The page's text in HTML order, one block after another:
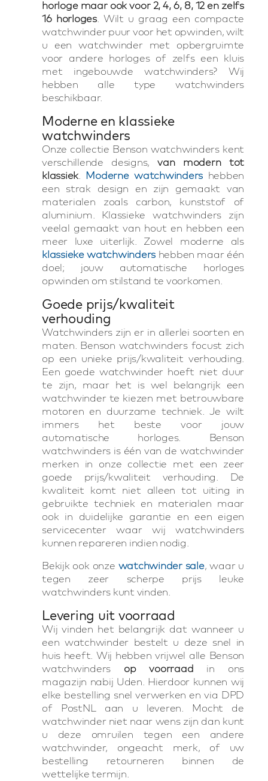
horloge maar ook voor 2, 4, 6, 8, 12 en zelfs
16 horloges. Wilt u graag een compacte
watchwinder puur voor het opwinden, wilt
u een watchwinder met opbergruimte
voor andere horloges of zelfs een kluis
met ingebouwde watchwinders? Wij
hebben alle type watchwinders
beschikbaar.
Moderne en klassieke
watchwinders
Onze collectie Benson watchwinders kent
verschillende designs,van modern tot
klassiek. Moderne watchwinders hebben
een strak design en zijn gemaakt van
materialen zoals carbon, kunststof of
aluminium. Klassieke watchwinders zijn
veelal gemaakt van hout en hebben een
meer luxe uiterlijk. Zowel moderne als
klassieke watchwinders hebben maar één
doel; jouw automatische horloges
opwinden om stilstand te voorkomen.
Goede prijs/kwaliteit
verhouding
Watchwinders zijn er in allerlei soorten en
maten. Benson watchwinders focust zich
op een unieke prijs/kwaliteit verhouding.
Een goede watchwinder hoeft niet duur
te zijn, maar het is wel belangrijk een
watchwinder te kiezen met betrouwbare
motoren en duurzame techniek. Je wilt
immers het beste voor jouw
automatische horloges. Benson
watchwinders is één van de watchwinder
merken in onze collectie met een zeer
goede prijs/kwaliteit verhouding. De
kwaliteit komt niet alleen tot uiting in
gebruikte techniek en materialen maar
ook in duidelijke garantie en een eigen
servicecenter waar wij watchwinders
kunnen repareren indien nodig.
Bekijk ook onze watchwinder sale, waar u
tegen zeer scherpe prijs leuke
watchwinders kunt vinden.
Levering uit voorraad
Wij vinden het belangrijk dat wanneer u
een watchwinder bestelt u deze snel in
huis heeft. Wij hebben vrijwel alle Benson
watchwinders op voorraad in ons
magazijn nabij Uden. Hierdoor kunnen wij
elke bestelling snel verwerken en via DPD
of PostNL aan u leveren. Mocht de
watchwinder niet naar wens zijn dan kunt
u deze omruilen tegen een andere
watchwinder, ongeacht merk, of uw
bestelling retourneren binnen de
wettelijke termijn.